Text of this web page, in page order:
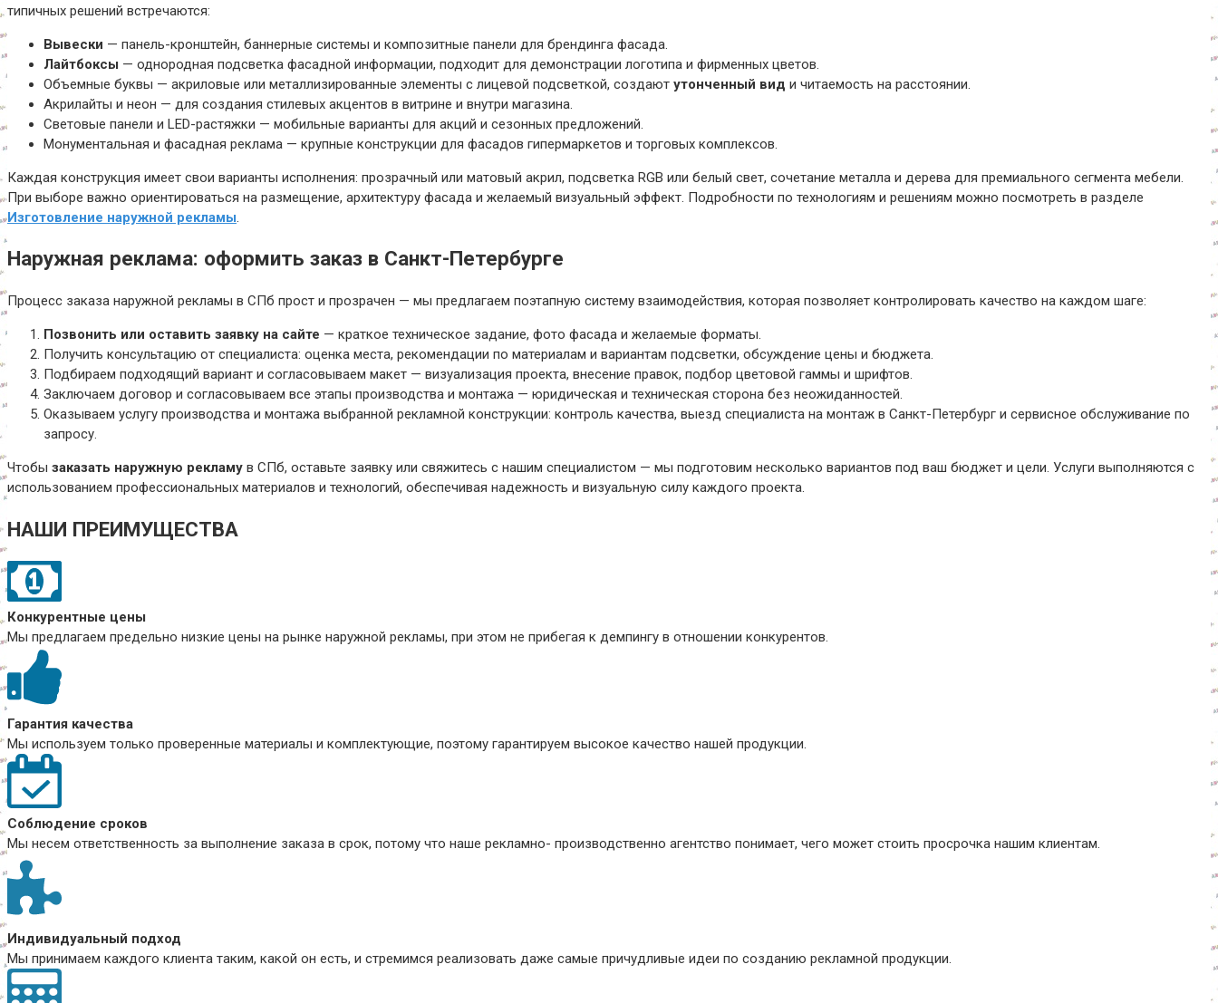
типичных решений встречаются:
Вывески — панель-кронштейн, баннерные системы и композитные панели для брендинга фасада.
Лайтбоксы — однородная подсветка фасадной информации, подходит для демонстрации логотипа и фирменных цветов.
Объемные буквы — акриловые или металлизированные элементы с лицевой подсветкой, создают утонченный вид и читаемость на расстоянии.
Акрилайты и неон — для создания стилевых акцентов в витрине и внутри магазина.
Световые панели и LED-растяжки — мобильные варианты для акций и сезонных предложений.
Монументальная и фасадная реклама — крупные конструкции для фасадов гипермаркетов и торговых комплексов.
Каждая конструкция имеет свои варианты исполнения: прозрачный или матовый акрил, подсветка RGB или белый свет, сочетание металла и дерева для премиального сегмента мебели.
При выборе важно ориентироваться на размещение, архитектуру фасада и желаемый визуальный эффект. Подробности по технологиям и решениям можно посмотреть в разделе
Изготовление наружной рекламы.
Наружная реклама: оформить заказ в Санкт-Петербурге
Процесс заказа наружной рекламы в СПб прост и прозрачен — мы предлагаем поэтапную систему взаимодействия, которая позволяет контролировать качество на каждом шаге:
Позвонить или оставить заявку на сайте — краткое техническое задание, фото фасада и желаемые форматы.
Получить консультацию от специалиста: оценка места, рекомендации по материалам и вариантам подсветки, обсуждение цены и бюджета.
Подбираем подходящий вариант и согласовываем макет — визуализация проекта, внесение правок, подбор цветовой гаммы и шрифтов.
Заключаем договор и согласовываем все этапы производства и монтажа — юридическая и техническая сторона без неожиданностей.
Оказываем услугу производства и монтажа выбранной рекламной конструкции: контроль качества, выезд специалиста на монтаж в Санкт-Петербург и сервисное обслуживание по
запросу.
Чтобы заказать наружную рекламу в СПб, оставьте заявку или свяжитесь с нашим специалистом — мы подготовим несколько вариантов под ваш бюджет и цели. Услуги выполняются с
использованием профессиональных материалов и технологий, обеспечивая надежность и визуальную силу каждого проекта.
НАШИ ПРЕИМУЩЕСТВА
Конкурентные цены
Мы предлагаем предельно низкие цены на рынке наружной рекламы, при этом не прибегая к демпингу в отношении конкурентов.
Гарантия качества
Мы используем только проверенные материалы и комплектующие, поэтому гарантируем высокое качество нашей продукции.
Соблюдение сроков
Мы несем ответственность за выполнение заказа в срок, потому что наше рекламно- производственно агентство понимает, чего может стоить просрочка нашим клиентам.
Индивидуальный подход
Мы принимаем каждого клиента таким, какой он есть, и стремимся реализовать даже самые причудливые идеи по созданию рекламной продукции.